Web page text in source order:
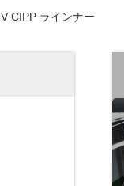
CIPP ラインナー